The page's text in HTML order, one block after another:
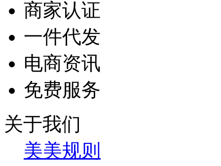
商家认证
一件代发
电商资讯
免费服务
关于我们
美美规则